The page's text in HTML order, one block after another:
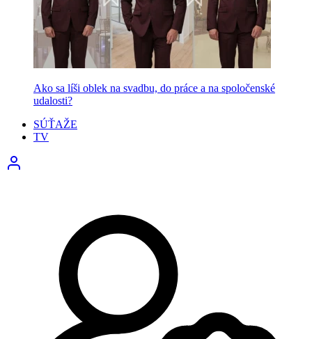
Ako sa líši oblek na svadbu, do práce a na spoločenské
udalosti?
SÚŤAŽE
TV